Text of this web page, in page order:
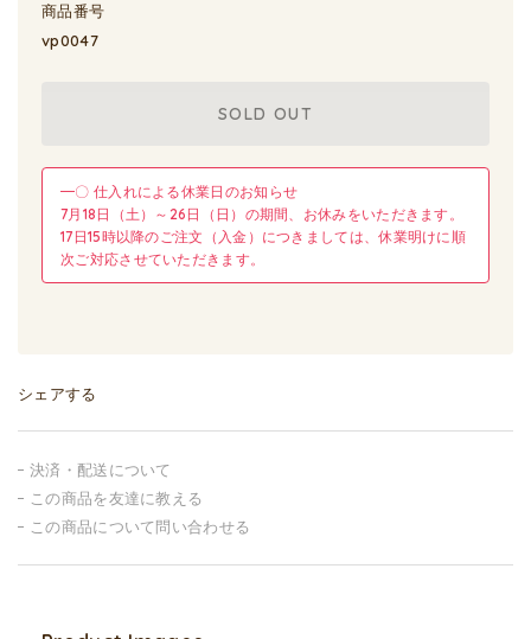
商品番号
vp0047
SOLD OUT
━〇 仕入れによる休業日のお知らせ
7月18日（土）～26日（日）の期間、お休みをいただきます。
17日15時以降のご注文（入金）につきましては、休業明けに順
次ご対応させていただきます。
シェアする
決済・配送について
この商品を友達に教える
この商品について問い合わせる